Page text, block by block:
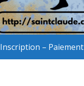
Inscription – Paiement